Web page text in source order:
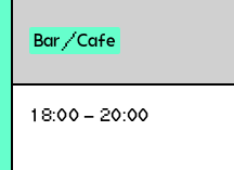
Bar/Cafe
18:00 – 20:00